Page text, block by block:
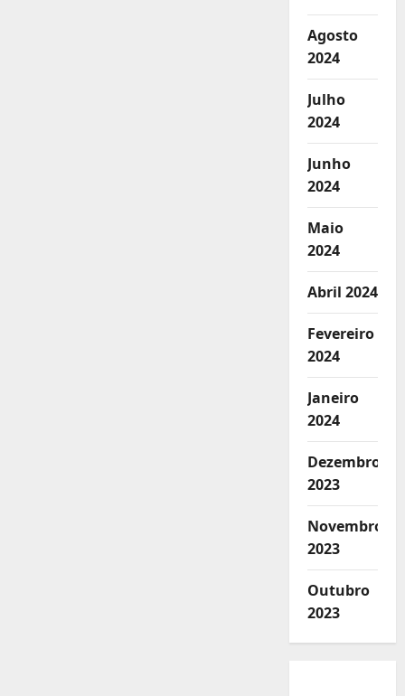
Agosto
2024
Julho
2024
Junho
2024
Maio
2024
Abril 2024
Fevereiro
2024
Janeiro
2024
Dezembro
2023
Novembro
2023
Outubro
2023